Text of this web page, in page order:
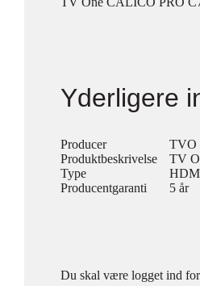
Yderligere
Producer
TVO
Produktbeskrivelse
TV
Type
Producentgaranti
5 år
Du skal være logget ind for